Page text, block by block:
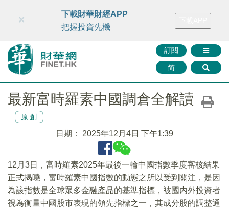
財華智庫網 FINTV FINMETA 財華證券 媒體矩陣
訂閱
简
×
下載財華財經APP
把握投資先機
最新富時羅素中國調倉全解讀
原創
日期： 2025年12月4日 下午1:39
12月3日，富時羅素2025年最後一輪中國指數季度審核結果
正式揭曉，富時羅素中國指數的動態之所以受到關注，是因
為該指數是全球眾多金融產品的基準指標，被國内外投資者
視為衡量中國股市表現的領先指標之一，其成分股的調整通